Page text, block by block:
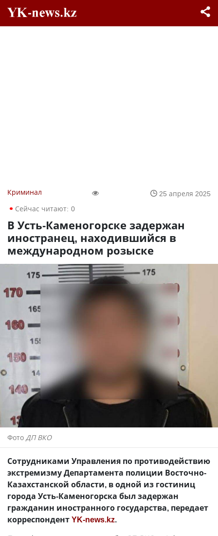
Криминал
25 апреля 2025
Сейчас читают: 0
В Усть-Каменогорске задержан
иностранец, находившийся в
международном розыске
Фото ДП ВКО
Сотрудниками Управления по противодействию
экстремизму Департамента полиции Восточно-
Казахстанской области, в одной из гостиниц
города Усть-Каменогорска был задержан
гражданин иностранного государства, передает
корреспондентYK-news.kz.